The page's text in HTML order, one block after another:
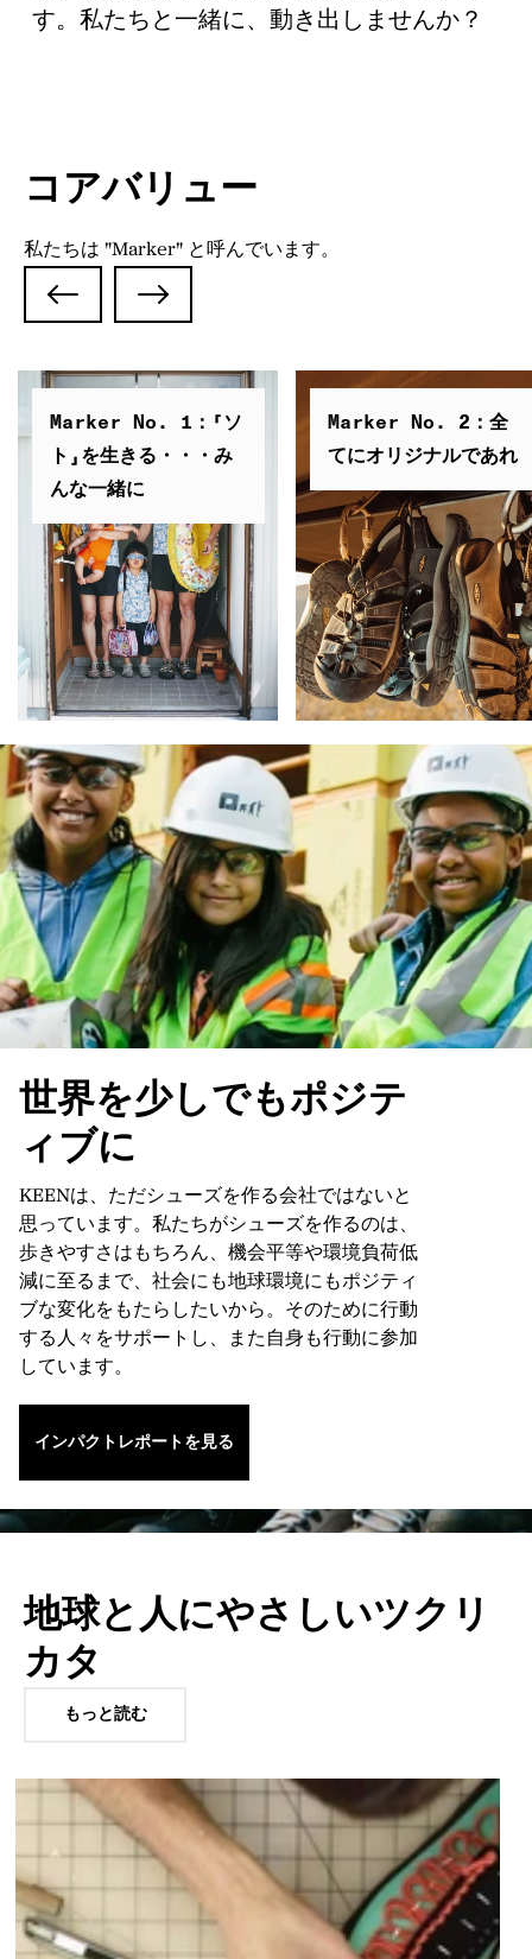
す。私たちと一緒に、動き出しませんか？
コアバリュー
私たちは "Marker" と呼んでいます。
Marker No. 1：「ソ
ト」を生きる・・・み
んな一緒に
Marker No. 2：全
てにオリジナルであれ
世界を少しでもポジテ
ィブに
KEENは、ただシューズを作る会社ではないと
思っています。私たちがシューズを作るのは、
歩きやすさはもちろん、機会平等や環境負荷低
減に至るまで、社会にも地球環境にもポジティ
ブな変化をもたらしたいから。そのために行動
する人々をサポートし、また自身も行動に参加
しています。
インパクトレポートを見る
地球と人にやさしいツクリ
カタ
もっと読む